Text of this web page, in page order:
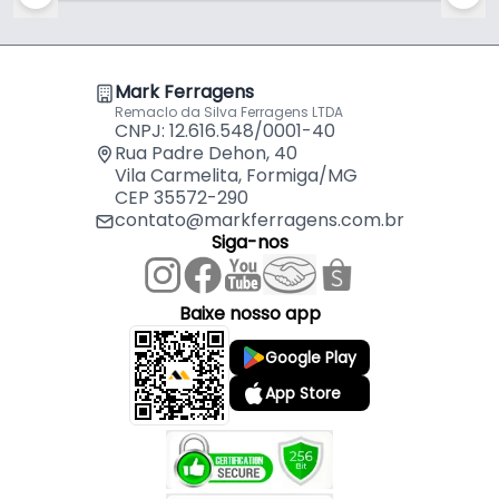
Mark Ferragens
Remaclo da Silva Ferragens LTDA
CNPJ: 12.616.548/0001-40
Rua Padre Dehon, 40
Vila Carmelita, Formiga/MG
CEP 35572-290
contato@markferragens.com.br
Siga-nos
Baixe nosso app
Google Play
App Store